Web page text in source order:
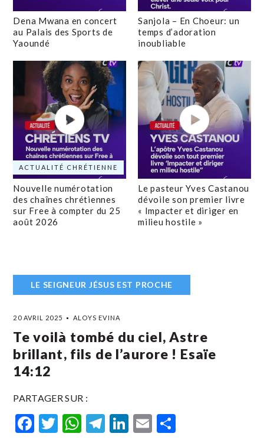
Dena Mwana en concert
au Palais des Sports de
Yaoundé
Sanjola – En Choeur: un
temps d’adoration
inoubliable
ACTUALITÉ CHRÉTIENNE
Nouvelle numérotation
des chaînes chrétiennes
sur Free à compter du 25
août 2026
Le pasteur Yves Castanou
dévoile son premier livre
« Impacter et diriger en
milieu hostile »
LE SEIGNEUR JÉSUS EST PROCHE
20 AVRIL 2025 ALOYS EVINA
Te voilà tombé du ciel, Astre
brillant, fils de l’aurore ! Esaïe
14:12
PARTAGER SUR :
Facebook
Twitter
WhatsApp
Telegram
LinkedIn
Email